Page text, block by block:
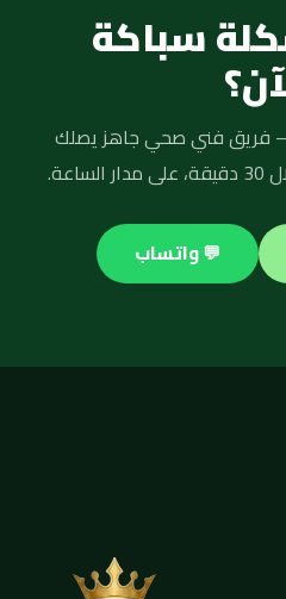
سباكة
— فريق فني صحي جاهز يصلك
💬 واتساب